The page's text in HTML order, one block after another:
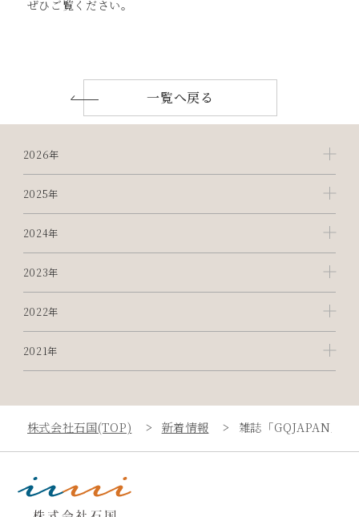
ぜひご覧ください。
一覧へ戻る
2026年
2025年
2024年
2023年
2022年
2021年
株式会社石国(TOP) 新着情報 雑誌「GQJAPAN」